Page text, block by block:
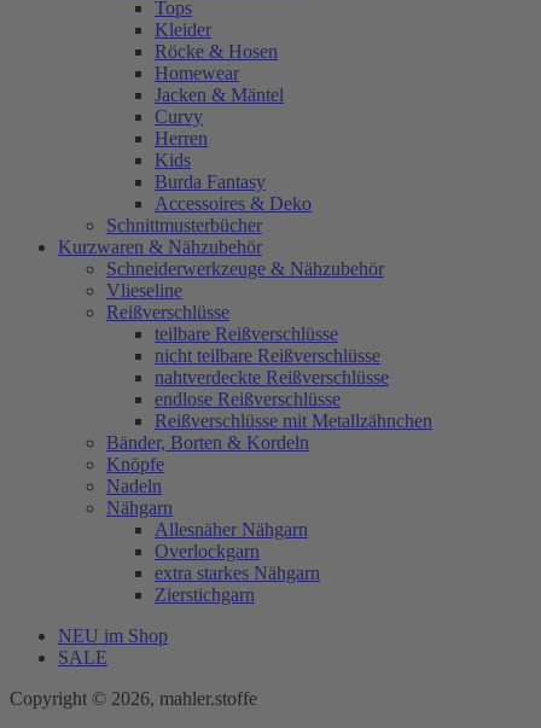
Tops
Kleider
Röcke & Hosen
Homewear
Jacken & Mäntel
Curvy
Herren
Kids
Burda Fantasy
Accessoires & Deko
Schnittmusterbücher
Kurzwaren & Nähzubehör
Schneiderwerkzeuge & Nähzubehör
Vlieseline
Reißverschlüsse
teilbare Reißverschlüsse
nicht teilbare Reißverschlüsse
nahtverdeckte Reißverschlüsse
endlose Reißverschlüsse
Reißverschlüsse mit Metallzähnchen
Bänder, Borten & Kordeln
Knöpfe
Nadeln
Nähgarn
Allesnäher Nähgarn
Overlockgarn
extra starkes Nähgarn
Zierstichgarn
NEU im Shop
SALE
Copyright © 2026, mahler.stoffe